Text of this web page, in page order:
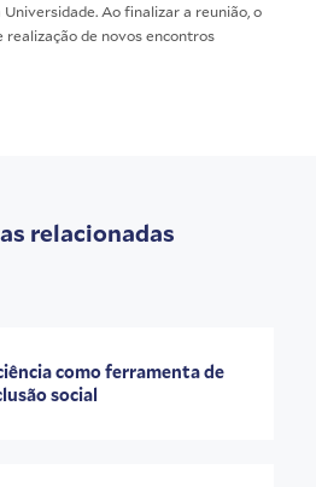
Ao finalizar a reunião, o
de novos encontros
relacionadas
como ferramenta de
social